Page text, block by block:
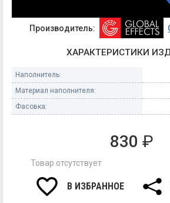
Производитель:
ХАРАКТЕРИСТИКИ
Наполнитель:
Материал наполнителя:
Фасовка:
830 ₽
Товар отсутствует
В ИЗБРАННОЕ